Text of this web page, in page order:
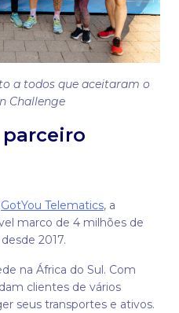
a todos que aceitaram o
Challenge
GotYou Telematics, a
marco de 4 milhões de
2017.
na África do Sul. Com
clientes de vários
seus transportes e ativos.